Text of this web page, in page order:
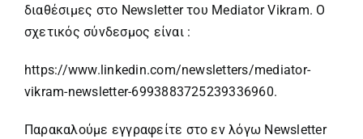
διαθέσιμες στο Newsletter του Mediator Vikram. Ο
σχετικός σύνδεσμος είναι :
https://www.linkedin.com/newsletters/mediator-
vikram-newsletter-6993883725239336960.
Παρακαλούμε εγγραφείτε στο εν λόγω Newsletter